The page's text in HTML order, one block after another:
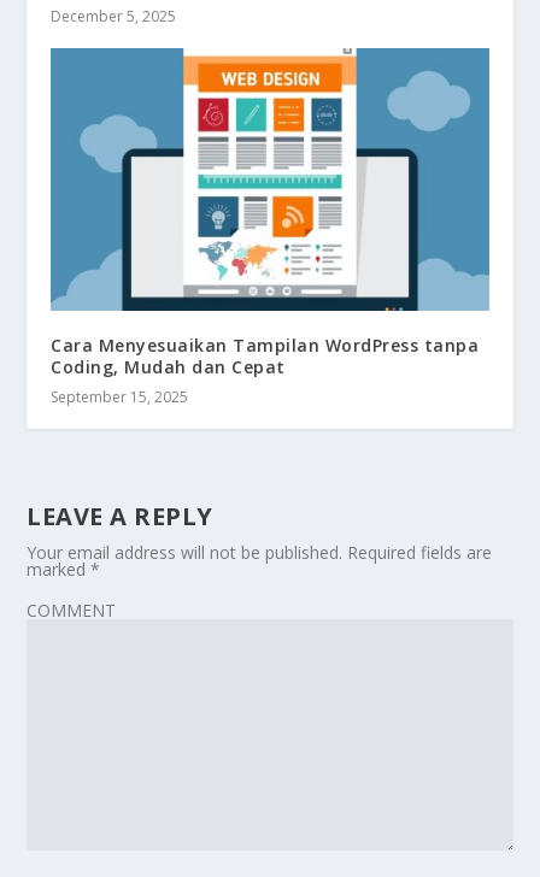
December 5, 2025
Cara Menyesuaikan Tampilan WordPress tanpa
Coding, Mudah dan Cepat
September 15, 2025
LEAVE A REPLY
Your email address will not be published. Required fields are
marked*
COMMENT